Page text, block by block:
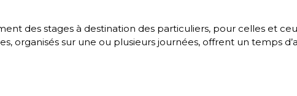
des stages à destination des particuliers, pour celles et
organisés sur une ou plusieurs journées, offrent un temps